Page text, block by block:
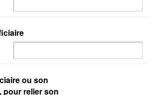
ou son
pour relier son